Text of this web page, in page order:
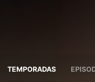
TEMPORADAS